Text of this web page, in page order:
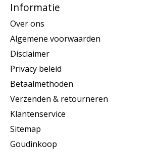
Informatie
Over ons
Algemene voorwaarden
Disclaimer
Privacy beleid
Betaalmethoden
Verzenden & retourneren
Klantenservice
Sitemap
Goudinkoop